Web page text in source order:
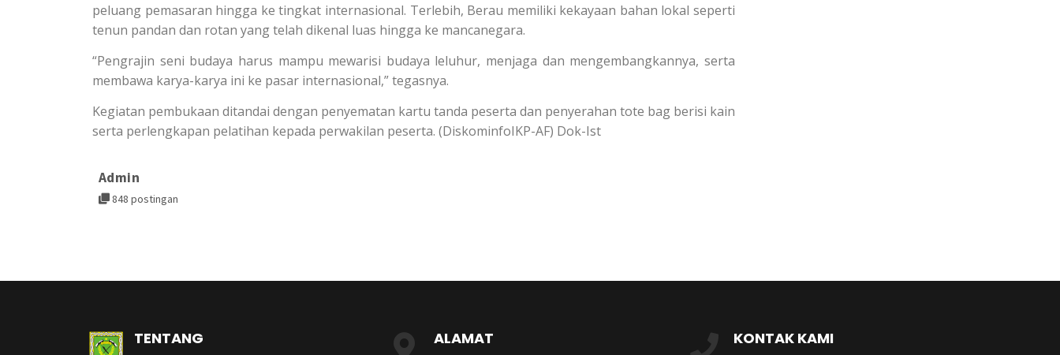
peluang pemasaran hingga ke tingkat internasional. Terlebih, Berau memiliki kekayaan bahan lokal seperti
tenun pandan dan rotan yang telah dikenal luas hingga ke mancanegara.
“Pengrajin seni budaya harus mampu mewarisi budaya leluhur, menjaga dan mengembangkannya, serta
membawa karya-karya ini ke pasar internasional,” tegasnya.
Kegiatan pembukaan ditandai dengan penyematan kartu tanda peserta dan penyerahan tote bag berisi kain
serta perlengkapan pelatihan kepada perwakilan peserta. (DiskominfoIKP-AF) Dok-Ist
Admin
848 postingan
TENTANG ALAMAT KONTAK KAMI